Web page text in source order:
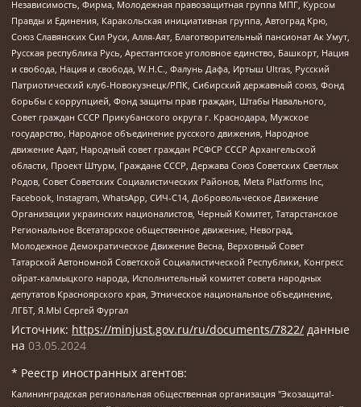
Независимость, Фирма, Молодежная правозащитная группа МПГ, Курсом
Правды и Единения, Каракольская инициативная группа, Автоград Крю,
Союз Славянских Сил Руси, Алля-Аят, Благотворительный пансионат Ак Умут,
Русская республика Русь, Арестантское уголовное единство, Башкорт, Нация
и свобода, Нация и свобода, W.H.С., Фалунь Дафа, Иртыш Ultras, Русский
Патриотический клуб-Новокузнецк/РПК, Сибирский державный союз, Фонд
борьбы с коррупцией, Фонд защиты прав граждан, Штабы Навального,
Совет граждан СССР Прикубанского округа г. Краснодара, Мужское
государство, Народное объединение русского движения, Народное
движение Адат, Народный совет граждан РСФСР СССР Архангельской
области, Проект Штурм, Граждане СССР, Держава Союз Советских Светлых
Родов, Совет Советских Социалистических Районов, Meta Platforms Inc,
Facebook, Instagram, WhatsApp, СИЧ-С14, Добровольческое Движение
Организации украинских националистов, Черный Комитет, Татарстанское
Региональное Всетатарское общественное движение, Невоград,
Молодежное Демократическое Движение Весна, Верховный Совет
Татарской Автономной Советской Социалистической Республики, Конгресс
ойрат-калмыцкого народа, Исполнительный комитет совета народных
депутатов Красноярского края, Этническое национальное объединение,
ЛГБТ, Я.МЫ Сергей Фургал
Источник: https://minjust.gov.ru/ru/documents/7822/ данные
на 03.05.2024
* Реестр иностранных агентов:
Калининградская региональная общественная организация "Экозащита!-Женсовет", Фонд содействия защите прав и свобод граждан "Общественный вердикт", Фонд "Институт Развития Свободы Информации", Частное учреждение "Информационное агентство МЕМО. РУ", Региональная общественная организация "Общественная комиссия по сохранению наследия академика Сахарова", Фонд поддержки свободы прессы, Санкт-Петербургская общественная правозащитная организация "Гражданский контроль", Межрегиональная общественная организация "Информационно-просветительский центр "Мемориал", Региональный Фонд "Центр Защиты Прав Средств Массовой Информации", с 05.12.2023 Фонд "Центр Защиты Прав Средств массовой информации", Региональная общественная благотворительная организация помощи беженцам и мигрантам "Гражданское содействие", Негосударственное образовательное учреждение дополнительного профессионального образования (повышение квалификации) специалистов "АКАДЕМИЯ ПО ПРАВАМ ЧЕЛОВЕКА", Свердловская региональная общественная организация "Сутяжник", Автономная некоммерческая организация "Центр независимых социологических исследований", Союз общественных объединений "Российский исследовательский центр по правам человека", Региональное общественное учреждение научно-информационный центр "МЕМОРИАЛ", Некоммерческая организация "Фонд защиты гласности", Автономная некоммерческая организация "Институт прав человека", Городская общественная организация "Екатеринбургское общество "МЕМОРИАЛ", Городская общественная организация "Рязанское историко-просветительское и правозащитное общество "Мемориал" (Рязанский Мемориал), Челябинский региональный орган общественной самодеятельности – женское общественное объединение "Женщины Евразии", Челябинский региональный орган общественной самодеятельности "Уральская правозащитная группа", Фонд содействия защите здоровья и социальной справедливости имени Андрея Рылькова, Автономная Некоммерческая Организация "Аналитический Центр Юрия Левады", Автономная некоммерческая организация социальной поддержки населения "Проект Апрель", Региональная общественная организация помощи женщинам и детям, находящимся в кризисной ситуации "Информационно-методический центр "Анна", Фонд содействия развитию массовых коммуникаций и правовому просвещению "Так-так-Так", Фонд содействия устойчивому развитию "Серебряная тайга", Свердловский региональный общественный фонд социальных проектов "Новое время", "Idel.Реалии", Кавказ.Реалии, Крым.Реалии, Телеканал Настоящее Время, Татаро-башкирская служба Радио Свобода (Azatliq Radiosi), Радио Свободная Европа/Радио Свобода (PCE/PC), "Сибирь.Реалии", "Фактограф", Благотворительный фонд помощи осужденным и их семьям, Автономная некоммерческая организация "Институт глобализации и социальных движений", Фонд "В защиту прав заключенных", Частное учреждение "Центр поддержки и содействия развитию средств массовой информации", Пензенский региональный общественный благотворительный фонд "Гражданский союз", "Север.Реалии", Некоммерческая организация Фонд "Правовая инициатива", Общество с ограниченной ответственностью "Радио Свободная Европа/Радио Свобода", Чешское информационное агентство "MEDIUM-ORIENT", Красноярская региональная общественная организация "Мы против СПИДа", Камалягин Денис Николаевич, Маркелов Сергей Евгеньевич, Пономарев Лев Александрович, Савицкая Людмила Алексеевна, Автономная некоммерческая организация "Центр по работе с проблемой насилия "НАСИЛИЮ.НЕТ", Межрегиональный профессиональный союз работников здравоохранения "Альянс врачей", Юридическое лицо, зарегистрированное в Латвийской Республике, SIA "Medusa Project" (регистрационный номер 40103797863, дата регистрации 10.06.2014), Некоммерческая организация "Фонд по борьбе с коррупцией", Автономная некоммерческая организация "Институт права и публичной политики", Баданин Роман Сергеевич, Гликин Максим Александрович, Железнова Мария Михайловна, Лукьянова Юлия Сергеевна, Маетная Елизавета Витальевна, Маняхин Петр Борисович, Чуракова Ольга Владимировна, Ярош Юлия Петровна, Юридическое лицо "The Insider SIA", зарегистрированное в Риге, Латвийская Республика (дата регистрации 26.06.2015), являющееся администратором доменного имени интернет-издания "The Insider SIA", https://theins.ru, Постернак Алексей Евгеньевич, Рубин Михаил Аркадьевич, Анин Роман Александрович, Юридическое лицо Istories fonds, зарегистрированное в Латвийской Республике (регистрационный номер 50008295751, дата регистрации 24.02.2020), Великовский Дмитрий Александрович, Долинина Ирина Николаевна, Мароховская Алеся Алексеевна, Шлейнов Роман Юрьевич, Шмагун Олеся Валентиновна, Общество с ограниченной ответственностью "Альтаир 2021", Общество с ограниченной ответственностью "Вега 2021", Общество с ограниченной ответственностью "Главный редактор 2021", Общество с ограниченной ответственностью "Ромашки монолит", Важенков Артем Валерьевич, Ивановская областная общественная организация "Центр гендерных исследований", Гурман Юрий Альбертович, Медиапроект "ОВД-Инфо", Егоров Владимир Владимирович, Жилинский Владимир Александрович, Общество с ограниченной ответственностью "ЗП", Иванова София Юрьевна, Карезина Инна Павловна, Кильтау Екатерина Викторовна, Петров Алексей Викторович, Пискунов Сергей Евгеньевич, Смирнов Сергей Сергеевич, Тихонов Михаил Сергеевич, Общество с ограниченной ответственностью "ЖУРНАЛИСТ-ИНОСТРАННЫЙ АГЕНТ", Арапова Галина Юрьевна, Вольтская Татьяна Анатольевна, Американская компания "Mason G.E.S. Anonymous Foundation" (США), являющаяся владельцем интернет-издания https://mnews.world/, Компания "Stichting Bellingcat", зарегистрированная в Нидерландах (дата регистрации 11.07.2018), Захаров Андрей Вячеславович, Клепиковская Екатерина Дмитриевна, Общество с ограниченной ответственностью "МЕМО", Перл Роман Александрович, Симонов Евгений Алексеевич, Соловьева Елена Анатольевна, Сотников Даниил Владимирович, Сурначева Елизавета Дмитриевна, Автономная некоммерческая организация по защите прав человека и информированию населения "Якутия – Наше Мнение", Общество с ограниченной ответственностью "Москоу диджитал медиа", с 26.01.2023 Общество с ограниченной ответственностью "Чайка Белые сады", Ветошкина Валерия Валерьевна, Заговора Максим Александрович, Межрегиональное общественное движение "Российская ЛГБТ - сеть", Оленичев Максим Владимирович, Павлов Иван Юрьевич, Скворцова Елена Сергеевна, Общество с ограниченной ответственностью "Как бы инагент", Кочетков Игорь Викторович, Общество с ограниченной ответственностью "Честные выборы", Еланчик Олег Александрович, Общество с ограниченной ответственностью "Нобелевский призыв", Гималова Регина Эмилевна, Григорьев Андрей Валерьевич, Григорьева Алина Александровна, Ассоциация по содействию защите прав призывников, альтернативнослужащих и военнослужащих "Правозащитная группа "Гражданин.Армия.Право", Хисамова Регина Фаритовна, Автономная некоммерческая организация по реализации социально-правовых программ "Лилит", Дальневосточное общественное движение "Маяк", Санкт-Петербургская ЛГБТ-инициативная группа "Выход", Инициативная группа ЛГБТ+ "Реверс", Алексеев Андрей Викторович, Бекбулатова Таисия Львовна, Беляев Иван Михайлович, Владыкина Елена Сергеевна, Гельман Марат Александрович, Никульшина Вероника Юрьевна, Толоконникова Надежда Андреевна, Шендерович Виктор Анатольевич, Общество с ограниченной ответственностью "Данное сообщение", Общество с ограниченной ответственностью Издательский дом "Новая глава", Айнбиндер Александра Александровна, Московский комьюнити-центр для ЛГБТ+инициатив, Благотворительный фонд развития филантропии, Deutsche Welle (Германия, Kurt-Schumacher-Strasse 3, 53113 Bonn), Борзунова Мария Михайловна, Воробьев Виктор Викторович, Голубева Анна Львовна, Константинова Алла Михайловна, Малкова Ирина Владимировна, Мурадов Мурад Абдулгалимович, Осетинская Елизавета Николаевна, Понасенков Евгений Николаевич, Ганапольский Матвей Юрьевич, Киселев Евгений Алексеевич, Борухович Ирина Григорьевна, Дремин Иван Тимофеевич, Дубровский Дмитрий Викторович, Красноярская региональная общественная организация поддержки и развития альтернативных образовательных технологий и межкультурных коммуникаций "ИНТЕРРА", Маяковская Екатерина Алексеевна, Фейгин Марк Захарович, Филимонов Андрей Викторович, Дзугкоева Регина Николаевна, Доброхотов Роман Александрович, Дудь Юрий Александрович, Елкин Сергей Владимирович, Кругликов Кирилл Игоревич, Сабунаева Мария Леонидовна, Семенов Алексей Владимирович, Шаинян Карен Багратович, Шульман Екатерина Михайловна, Асафьев Артур Валерьевич, Вахштайн Виктор Семенович, Венедиктов Алексей Алексеевич, Лушникова Екатерина Евгеньевна, Волков Леонид Михайлович, Невзоров Александр Глебович, Пархоменко Сергей Борисович, Сироткин Ярослав Николаевич, Кара-Мурза Владимир Владимирович, Баранова Наталья Владимировна, Гозман Леонид Яковлевич, Кагарлицкий Борис Юльевич, Климарев Михаил Валерьевич, Милов Владимир Станиславович, Автономная некоммерческая организация Краснодарский центр современного искусства "Типография", Моргенштерн Алишер Тагирович, Соболь Любовь Эдуардовна, Общество с ограниченной ответственностью "ЛИЗА НОРМ", Каспаров Гарри Кимович, Ходорковский Михаил Борисович, Общество с ограниченной ответственностью "Апрельские тезисы", Данилович Ирина Брониславовна, Кашин Олег Владимирович, Петров Николай Владимирович, Пивоваров Алексей Владимирович, Соколов Михаил Владимирович, Цветкова Юлия Владимировна, Чичваркин Евгений Александрович, Комитет против пыток/Команда против пыток, Общество с ограниченной ответственностью "Первый научный", Общество с ограниченной ответственностью "Вертолет и ко", Белоцерковская Вероника Борисовна, Кац Максим Евгеньевич, Лазарева Татьяна Юрьевна, Шаведдинов Руслан Табризович, Яшин Илья Валерьевич, Общество с ограниченной ответственностью "Иноагент ААВ", Алешковский Дмитрий Петрович, Альбац Евгения Марковна, Быков Дмитрий Львович, Галямина Юлия Евгеньевна, Лойко Сергей Леонидович, Мартынов Кирилл Константинович, Медведев Сергей Александрович, Крашенинников Федор Геннадиевич, Гордеева Катерина Вл